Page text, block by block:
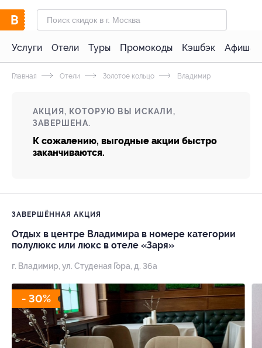
Услуги Отели Туры Промокоды Кэшбэк Афиша
Главная Отели Золотое кольцо Владимир
АКЦИЯ, КОТОРУЮ ВЫ ИСКАЛИ,
ЗАВЕРШЕНА.
К сожалению, выгодные акции быстро
заканчиваются.
ЗАВЕРШЁННАЯ АКЦИЯ
Отдых в центре Владимира в номере категории
полулюкс или люкс в отеле «Заря»
г. Владимир, ул. Студеная Гора, д. 36а
- 30%